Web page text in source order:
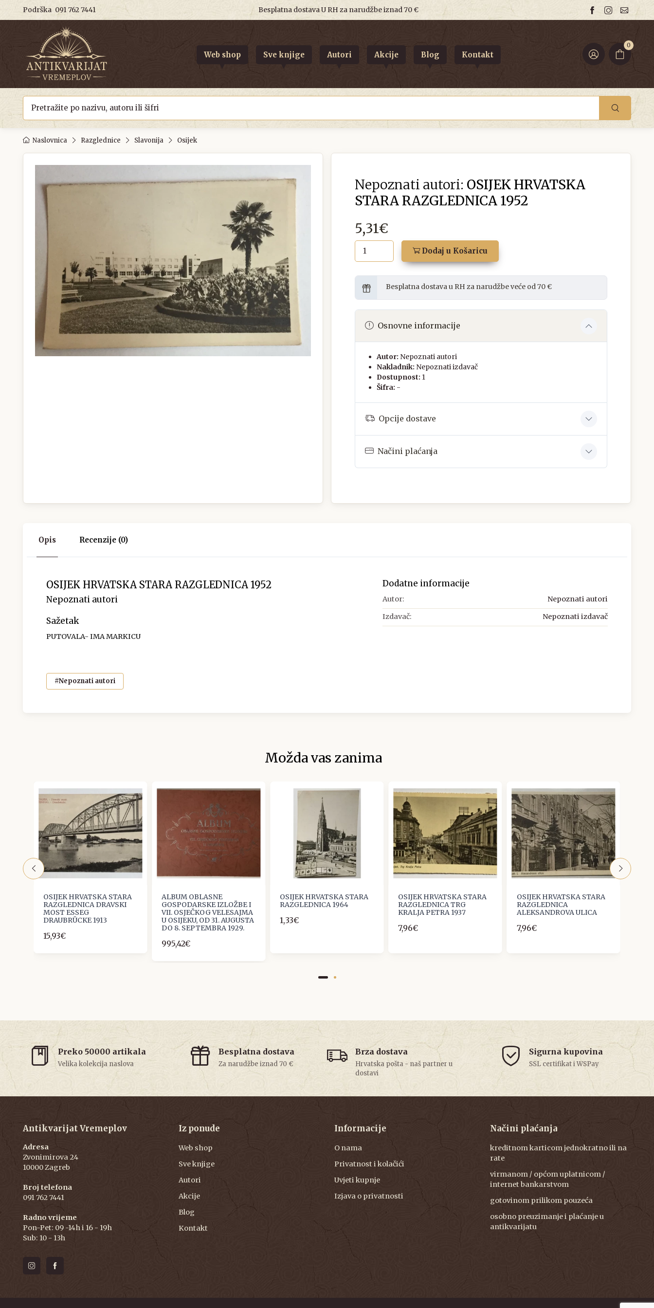
Podrška 091 762 7441 Besplatna dostava U RH za narudžbe iznad 70 €
0
Web shop Sve knjige Autori Akcije Blog Kontakt
Naslovnica Razglednice Slavonija Osijek
Nepoznati autori: OSIJEK HRVATSKA
STARA RAZGLEDNICA 1952
5,31€
Dodaj u Košaricu
Besplatna dostava u RH za narudžbe veće od 70 €
Osnovne informacije
Autor: Nepoznati autori
Nakladnik: Nepoznati izdavač
Dostupnost: 1
Šifra: -
Opcije dostave
Načini plaćanja
Opis Recenzije (0)
OSIJEK HRVATSKA STARA RAZGLEDNICA 1952
Nepoznati autori
Sažetak
PUTOVALA- IMA MARKICU
#Nepoznati autori
Dodatne informacije
Autor: Nepoznati autori
Izdavač: Nepoznati izdavač
Možda vas zanima
OSIJEK HRVATSKA STARA
RAZGLEDNICA DRAVSKI
MOST ESSEG
DRAUBRÜCKE 1913
15,93€
ALBUM OBLASNE
GOSPODARSKE IZLOŽBE I
VII. OSJEČKOG VELESAJMA
U OSIJEKU, OD 31. AUGUSTA
DO 8. SEPTEMBRA 1929.
995,42€
OSIJEK HRVATSKA STARA
RAZGLEDNICA 1964
1,33€
OSIJEK HRVATSKA STARA
RAZGLEDNICA TRG
KRALJA PETRA 1937
7,96€
OSIJEK HRVATSKA STARA
RAZGLEDNICA
ALEKSANDROVA ULICA
7,96€
Preko 50000 artikala
Velika kolekcija naslova
Besplatna dostava
Za narudžbe iznad 70 €
Brza dostava
Hrvatska pošta - naš partner u
dostavi
Sigurna kupovina
SSL certifikat i WSPay
Antikvarijat Vremeplov
Adresa
Zvonimirova 24
10000 Zagreb
Broj telefona
091 762 7441
Radno vrijeme
Pon-Pet: 09 -14h i 16 - 19h
Sub: 10 - 13h
Iz ponude
Web shop
Sve knjige
Autori
Akcije
Blog
Kontakt
Informacije
O nama
Privatnost i kolačići
Uvjeti kupnje
Izjava o privatnosti
Načini plaćanja
kreditnom karticom jednokratno ili na
rate
virmanom / općom uplatnicom /
internet bankarstvom
gotovinom prilikom pouzeća
osobno preuzimanje i plaćanje u
antikvarijatu